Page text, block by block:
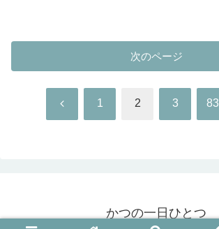
次のページ
前 1 2 3 83
かつの一日ひとつ